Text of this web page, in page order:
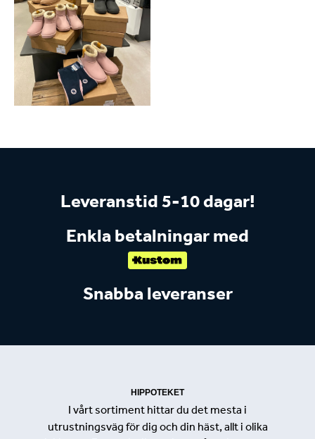
Leveranstid 5-10 dagar!
Enkla betalningar med
Snabba leveranser
HIPPOTEKET
I vårt sortiment hittar du det mesta i
utrustningsväg för dig och din häst, allt i olika